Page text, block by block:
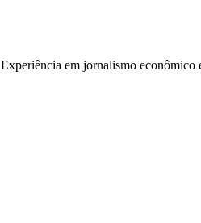
em jornalismo econômico